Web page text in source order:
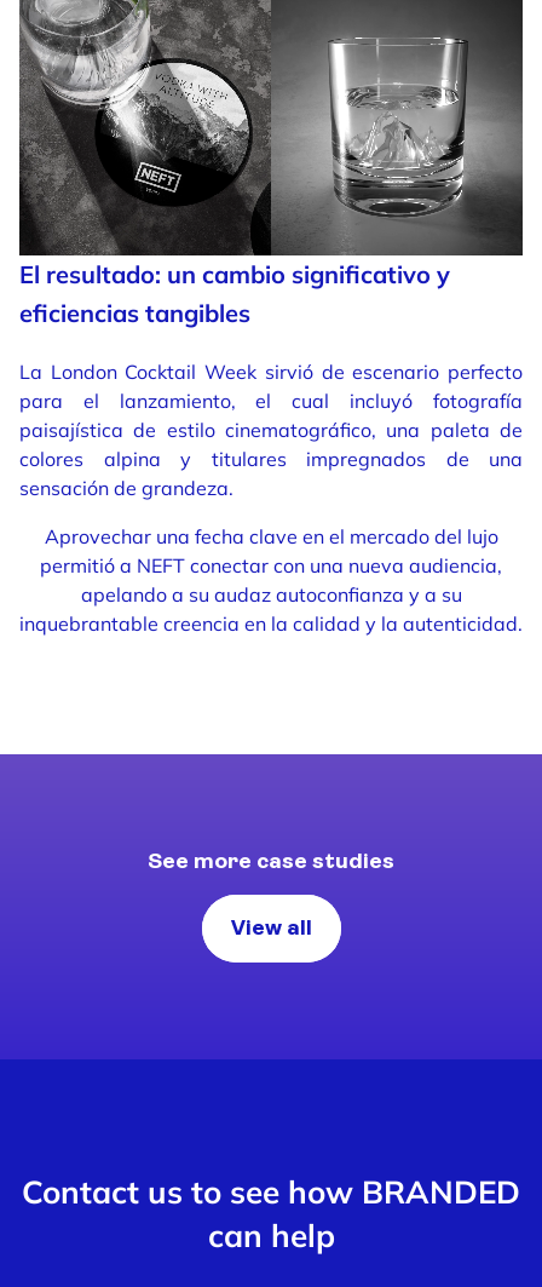
El resultado: un cambio significativo y
eficiencias tangibles
La London Cocktail Week sirvió de escenario perfecto
para el lanzamiento, el cual incluyó fotografía
paisajística de estilo cinematográfico, una paleta de
colores alpina y titulares impregnados de una
sensación de grandeza.
Aprovechar una fecha clave en el mercado del lujo
permitió a NEFT conectar con una nueva audiencia,
apelando a su audaz autoconfianza y a su
inquebrantable creencia en la calidad y la autenticidad.
See more case studies
View all
Contact us to see how BRANDED
can help